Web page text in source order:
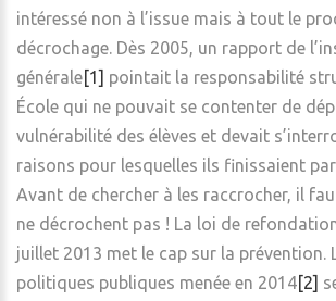
intéressé non à l’issue mais à tout le
décrochage. Dès 2005, un rapport de
générale[1] pointait la responsabilité
École qui ne pouvait se contenter de
vulnérabilité des élèves et devait
raisons pour lesquelles ils finissaient
Avant de chercher à les raccrocher, il
ne décrochent pas ! La loi de
juillet 2013 met le cap sur la prévention.
politiques publiques menée en 2014[2]